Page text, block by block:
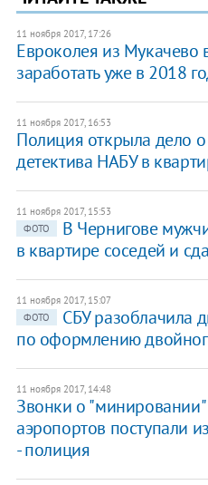
11 ноября 2017, 17:26
Евроколея из Мукачево
заработать уже в 2018
11 ноября 2017, 16:53
Полиция открыла дело
детектива НАБУ в
11 ноября 2017, 15:53
ФОТО
В Чернигове
в квартире соседей и
11 ноября 2017, 15:07
ФОТО
СБУ разоблачила
по оформлению
11 ноября 2017, 14:48
Звонки о
аэропортов поступали
- полиция